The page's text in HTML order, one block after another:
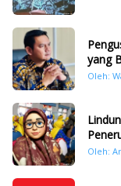
yang
Oleh:
Oleh: